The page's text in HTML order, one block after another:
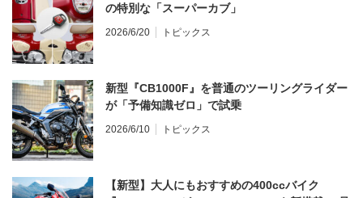
の特別な「スーパーカブ」
2026/6/20 トピックス
新型『CB1000F』を普通のツーリングライダー
が「予備知識ゼロ」で試乗
2026/6/10 トピックス
【新型】大人にもおすすめの400ccバイク